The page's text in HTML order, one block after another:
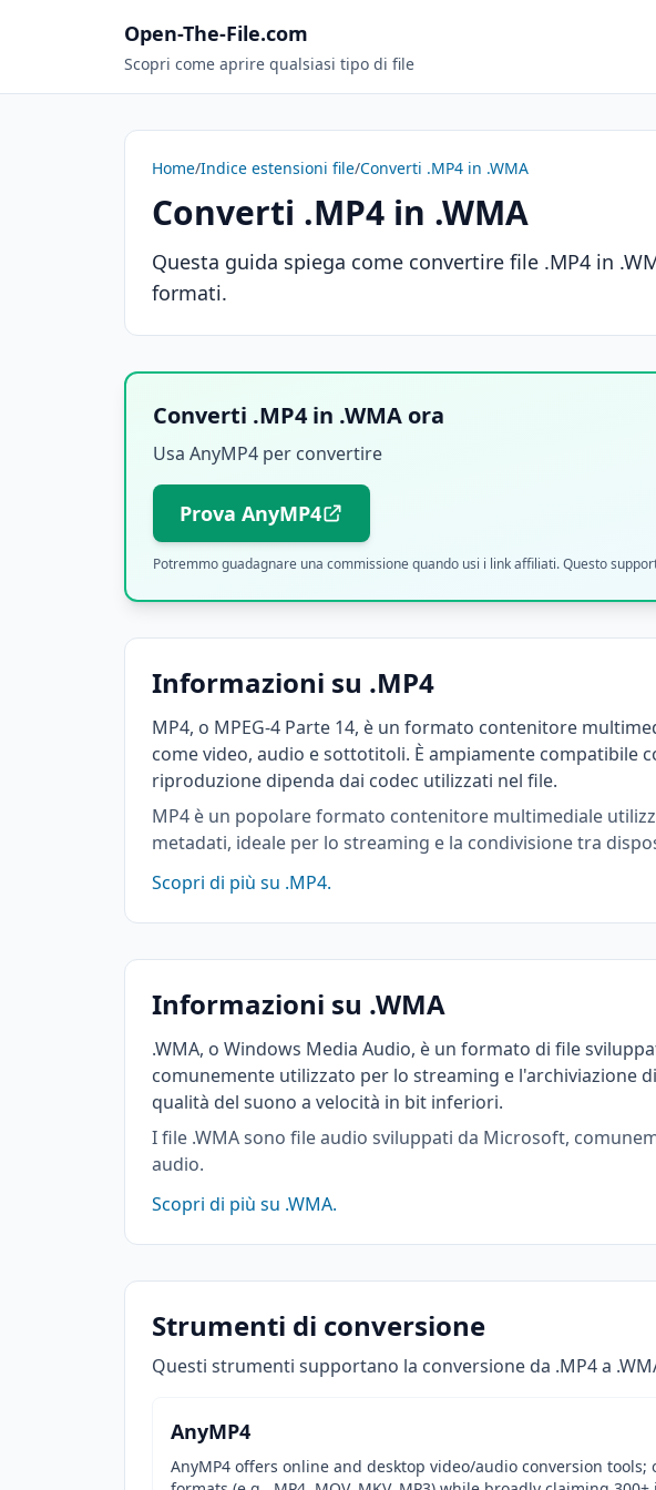
Open-The-File.com
Scopri come aprire qualsiasi tipo di file
Home/Indice estensioni file/Converti .MP4 in .WMA
Converti .MP4 in .WMA
Questa guida spiega come convertire file .MP4 in
formati.
Converti .MP4 in .WMA ora
Usa AnyMP4 per convertire
Prova AnyMP4
Potremmo guadagnare una commissione quando usi i link affiliati. Questo
Informazioni su .MP4
MP4, o MPEG-4 Parte 14, è un formato contenitore
come video, audio e sottotitoli. È ampiamente compatibile
riproduzione dipenda dai codec utilizzati nel file.
MP4 è un popolare formato contenitore multimediale
metadati, ideale per lo streaming e la condivisione tra
Scopri di più su .MP4.
Informazioni su .WMA
.WMA, o Windows Media Audio, è un formato di file
comunemente utilizzato per lo streaming e l'archiviazione
qualità del suono a velocità in bit inferiori.
I file .WMA sono file audio sviluppati da Microsoft,
audio.
Scopri di più su .WMA.
Strumenti di conversione
Questi strumenti supportano la conversione da .MP4 a
AnyMP4
AnyMP4 offers online and desktop video/audio conversion